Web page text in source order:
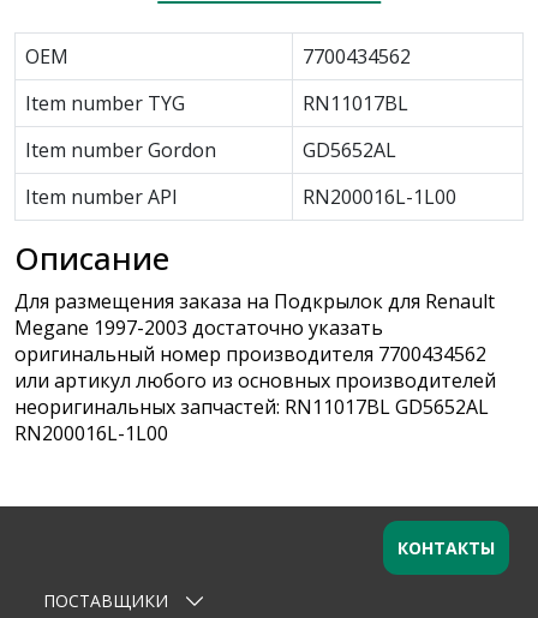
OEM
7700434562
Item number TYG
RN11017BL
Item number Gordon
GD5652AL
Item number API
RN200016L-1L00
Описание
Для размещения заказа на Подкрылок для Renault
Megane 1997-2003 достаточно указать
оригинальный номер производителя 7700434562
или артикул любого из основных производителей
неоригинальных запчастей: RN11017BL GD5652AL
RN200016L-1L00
Оставьте заявку
ПОСТАВЩИКИ
КОНТАКТЫ